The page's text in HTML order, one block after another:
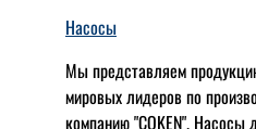
Насосы
Мы представляем
мировых лидеров по
компанию "COKEN". Насосы